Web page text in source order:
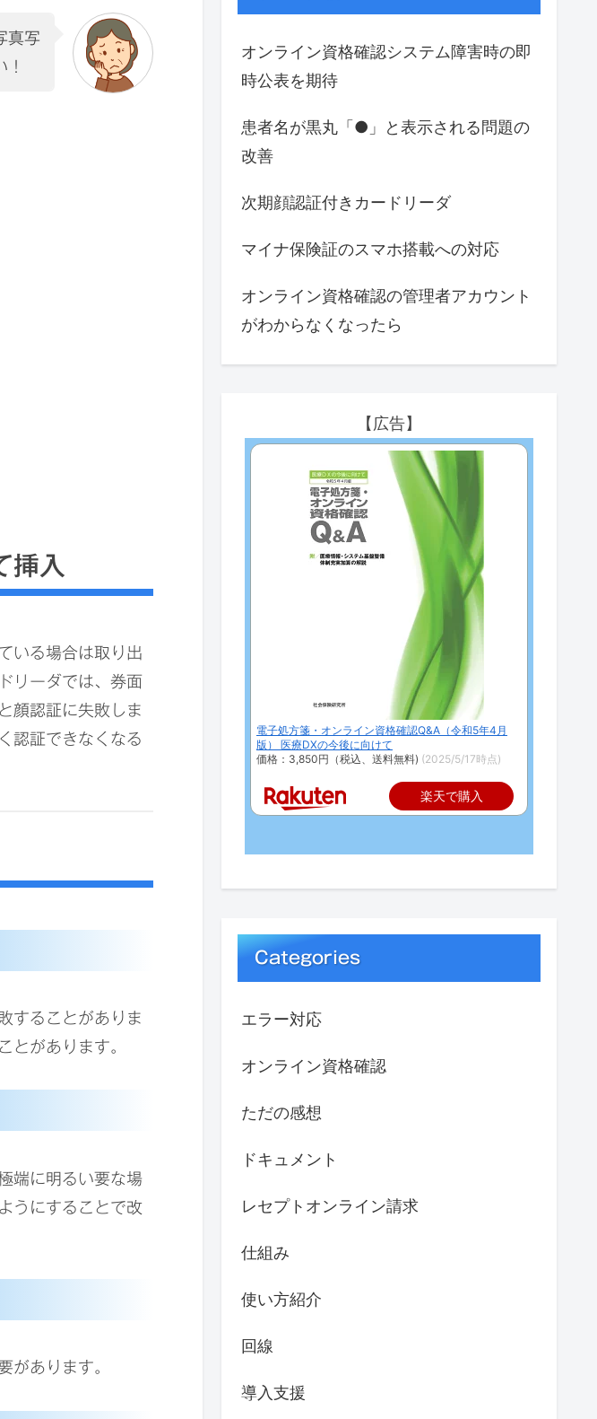
真写
挿入
いる場合は取り出
リーダでは、券面
顔認証に失敗しま
認証できなくなる
することがありま
とがあります。
端に明るい要な場
うにすることで改
があります。
オンライン資格確認システム障害時の即
時公表を期待
患者名が黒丸「●」と表示される問題の
改善
次期顔認証付きカードリーダ
マイナ保険証のスマホ搭載への対応
オンライン資格確認の管理者アカウント
がわからなくなったら
【広告】
電子処方箋・オンライン資格確認Q&A（令和5年4月
版） 医療DXの今後に向けて
価格：3,850円（税込、送料無料) (2025/5/17時点)
楽天で購入
Categories
エラー対応
オンライン資格確認
ただの感想
ドキュメント
レセプトオンライン請求
仕組み
使い方紹介
回線
導入支援